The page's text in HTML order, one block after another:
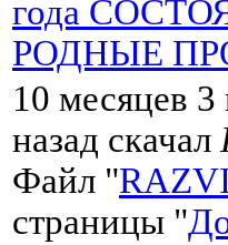
года
РОДНЫЕ
10 месяцев
назад скачал
Файл "
страницы "